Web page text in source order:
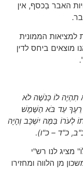
האבר בַכסף, אין
למציאות הממונית
ביחס לדין
לוֹ כְּנֹשֶׁה לֹא
רֵעֶךָ עַד בֹּא הַשֶּׁמֶשׁ
לְעֹרוֹ בַּמֶּה יִשְׁכָּב וְהָיָה
כ"ד – כ"ו).
מציג לנו רש"י
מן הלווה ומחזירו